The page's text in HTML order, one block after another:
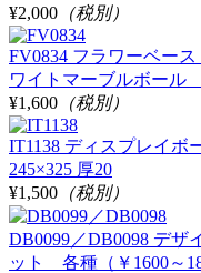
¥2,000 （税別）
FV0834 フラワーベー
ワイトマーブルボール
¥1,600 （税別）
IT1138 ディスプレイ
245×325 厚20
¥1,500 （税別）
DB0099／DB0098 デ
ット 各種（￥1600～